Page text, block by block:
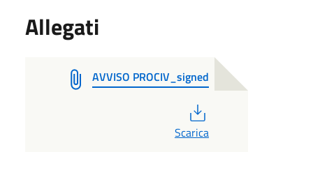
Allegati
AVVISO PROCIV_signed
Scarica